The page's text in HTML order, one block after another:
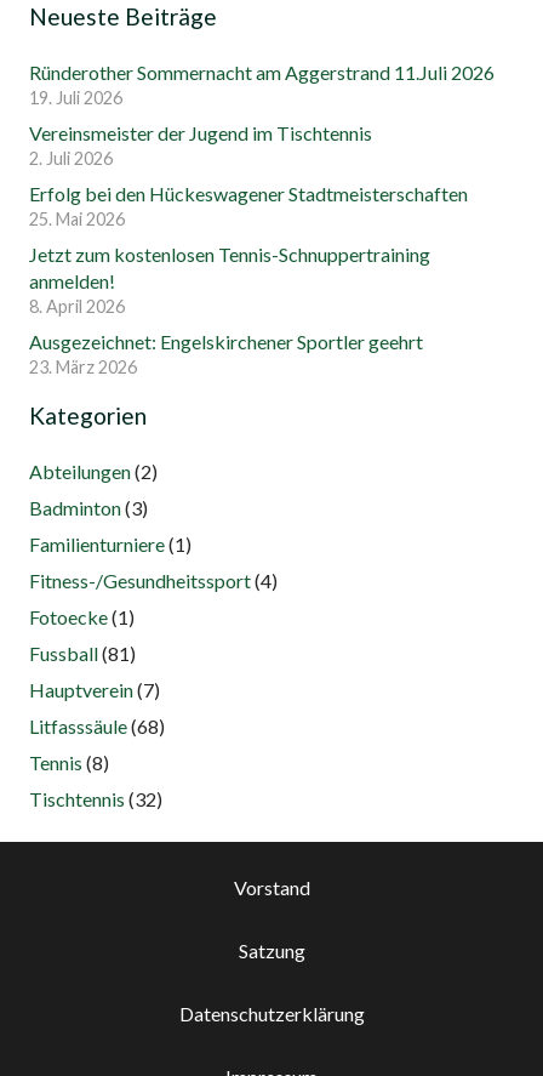
Neueste Beiträge
Ründerother Sommernacht am Aggerstrand 11.Juli 2026
19. Juli 2026
Vereinsmeister der Jugend im Tischtennis
2. Juli 2026
Erfolg bei den Hückeswagener Stadtmeisterschaften
25. Mai 2026
Jetzt zum kostenlosen Tennis-Schnuppertraining
anmelden!
8. April 2026
Ausgezeichnet: Engelskirchener Sportler geehrt
23. März 2026
Kategorien
Abteilungen(2)
Badminton(3)
Familienturniere(1)
Fitness-/Gesundheitssport(4)
Fotoecke(1)
Fussball(81)
Hauptverein(7)
Litfasssäule(68)
Tennis (8)
Tischtennis (32)
Vorstand
Satzung
Datenschutzerklärung